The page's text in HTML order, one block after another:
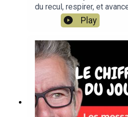
du recul, respirer, et
sereinement dans votre
concret, applicable dès
court de Happy Work, par
Berry.NOUVEAU :
la chaîne Happy Work...
et il n'y a que du feelgood
https://whatsapp.com/
IEm0yskHH2gEt pour
contenus, tests, articles,
www.gchatelain.com
Play